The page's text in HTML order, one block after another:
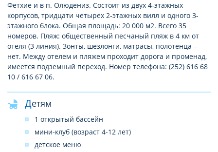
Фетхие и в п. Олюдениз. Состоит из двух 4-этажных
корпусов, тридцати четырех 2-этажных вилл и одного 3-
этажного блока. Общая площадь: 20 000 м2. Всего 35
номеров. Пляж: общественный песчаный пляж в 4 км от
отеля (3 линия). Зонты, шезлонги, матрасы, полотенца –
нет. Между отелем и пляжем проходит дорога и променад,
имеется подземный переход. Номер телефона: (252) 616 68
10 / 616 67 06.
Детям
1 открытый бассейн
мини-клуб (возраст 4-12 лет)
детское меню